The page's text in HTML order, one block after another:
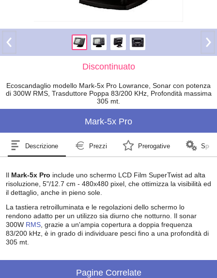
Discontinuato
Ecoscandaglio modello Mark-5x Pro Lowrance, Sonar con potenza
di 300W RMS, Trasduttore Poppa 83/200 KHz, Profondità massima
305 mt.
Mark-5x Pro
Descrizione Prezzi Prerogative
Il Mark-5x Pro include uno schermo LCD Film SuperTwist ad alta
risoluzione, 5"/12.7 cm - 480x480 pixel, che ottimizza la visibilità ed
il dettaglio, anche in pieno sole.
La tastiera retroilluminata e le regolazioni dello schermo lo
rendono adatto per un utilizzo sia diurno che notturno. Il sonar
300W RMS , grazie a un'ampia copertura a doppia frequenza
83/200 kHz, è in grado di individuare pesci fino a una profondità di
305 mt.
Pagine Correlate